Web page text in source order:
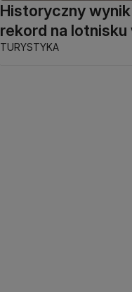
Historyczny wynik
rekord na lotnisku
TURYSTYKA